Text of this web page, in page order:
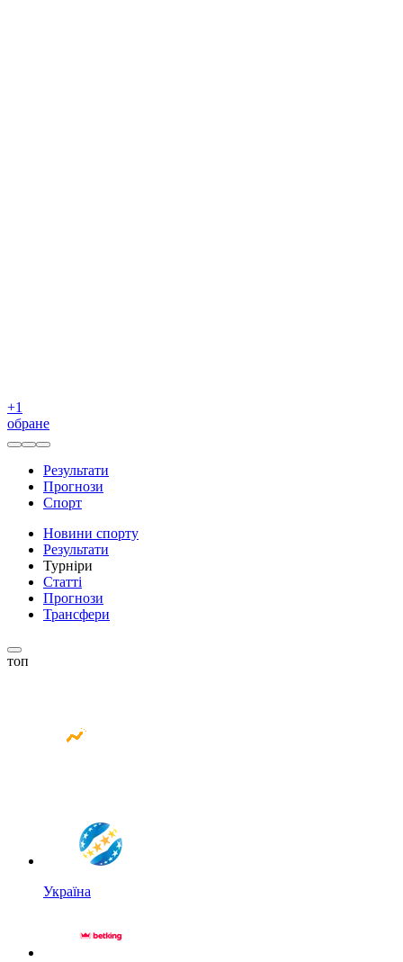
+1
обране
Результати
Прогнози
Спорт
Новини спорту
Результати
Турніри
Статті
Прогнози
Трансфери
топ
Україна